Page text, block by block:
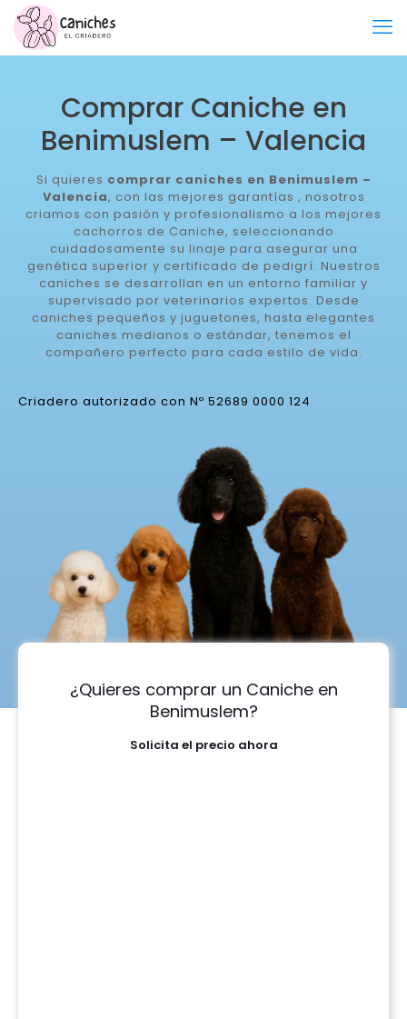
Comprar Caniche en
Benimuslem – Valencia
Si quieres comprar caniches en Benimuslem –
Valencia, con las mejores garantías , nosotros
criamos con pasión y profesionalismo a los mejores
cachorros de Caniche, seleccionando
cuidadosamente su linaje para asegurar una
genética superior y certificado de pedigrí. Nuestros
caniches se desarrollan en un entorno familiar y
supervisado por veterinarios expertos. Desde
caniches pequeños y juguetones, hasta elegantes
caniches medianos o estándar, tenemos el
compañero perfecto para cada estilo de vida.
Criadero autorizado con Nº 52689 0000 124
¿Quieres comprar un Caniche en
Benimuslem?
Solicita el precio ahora